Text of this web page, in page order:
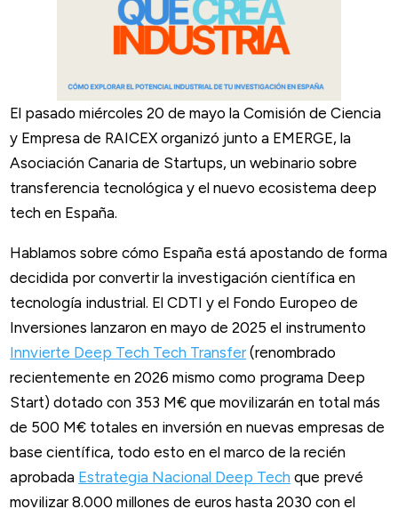
El pasado miércoles 20 de mayo la Comisión de Ciencia
y Empresa de RAICEX organizó junto a EMERGE, la
Asociación Canaria de Startups, un webinario sobre
transferencia tecnológica y el nuevo ecosistema deep
tech en España.
Hablamos sobre cómo España está apostando de forma
decidida por convertir la investigación científica en
tecnología industrial. El CDTI y el Fondo Europeo de
Inversiones lanzaron en mayo de 2025 el instrumento
Innvierte Deep Tech Tech Transfer (renombrado
recientemente en 2026 mismo como programa Deep
Start) dotado con 353 M€ que movilizarán en total más
de 500 M€ totales en inversión en nuevas empresas de
base científica, todo esto en el marco de la recién
aprobada Estrategia Nacional Deep Tech que prevé
movilizar 8.000 millones de euros hasta 2030 con el